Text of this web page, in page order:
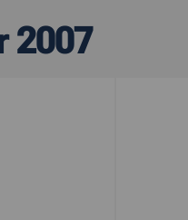
2007